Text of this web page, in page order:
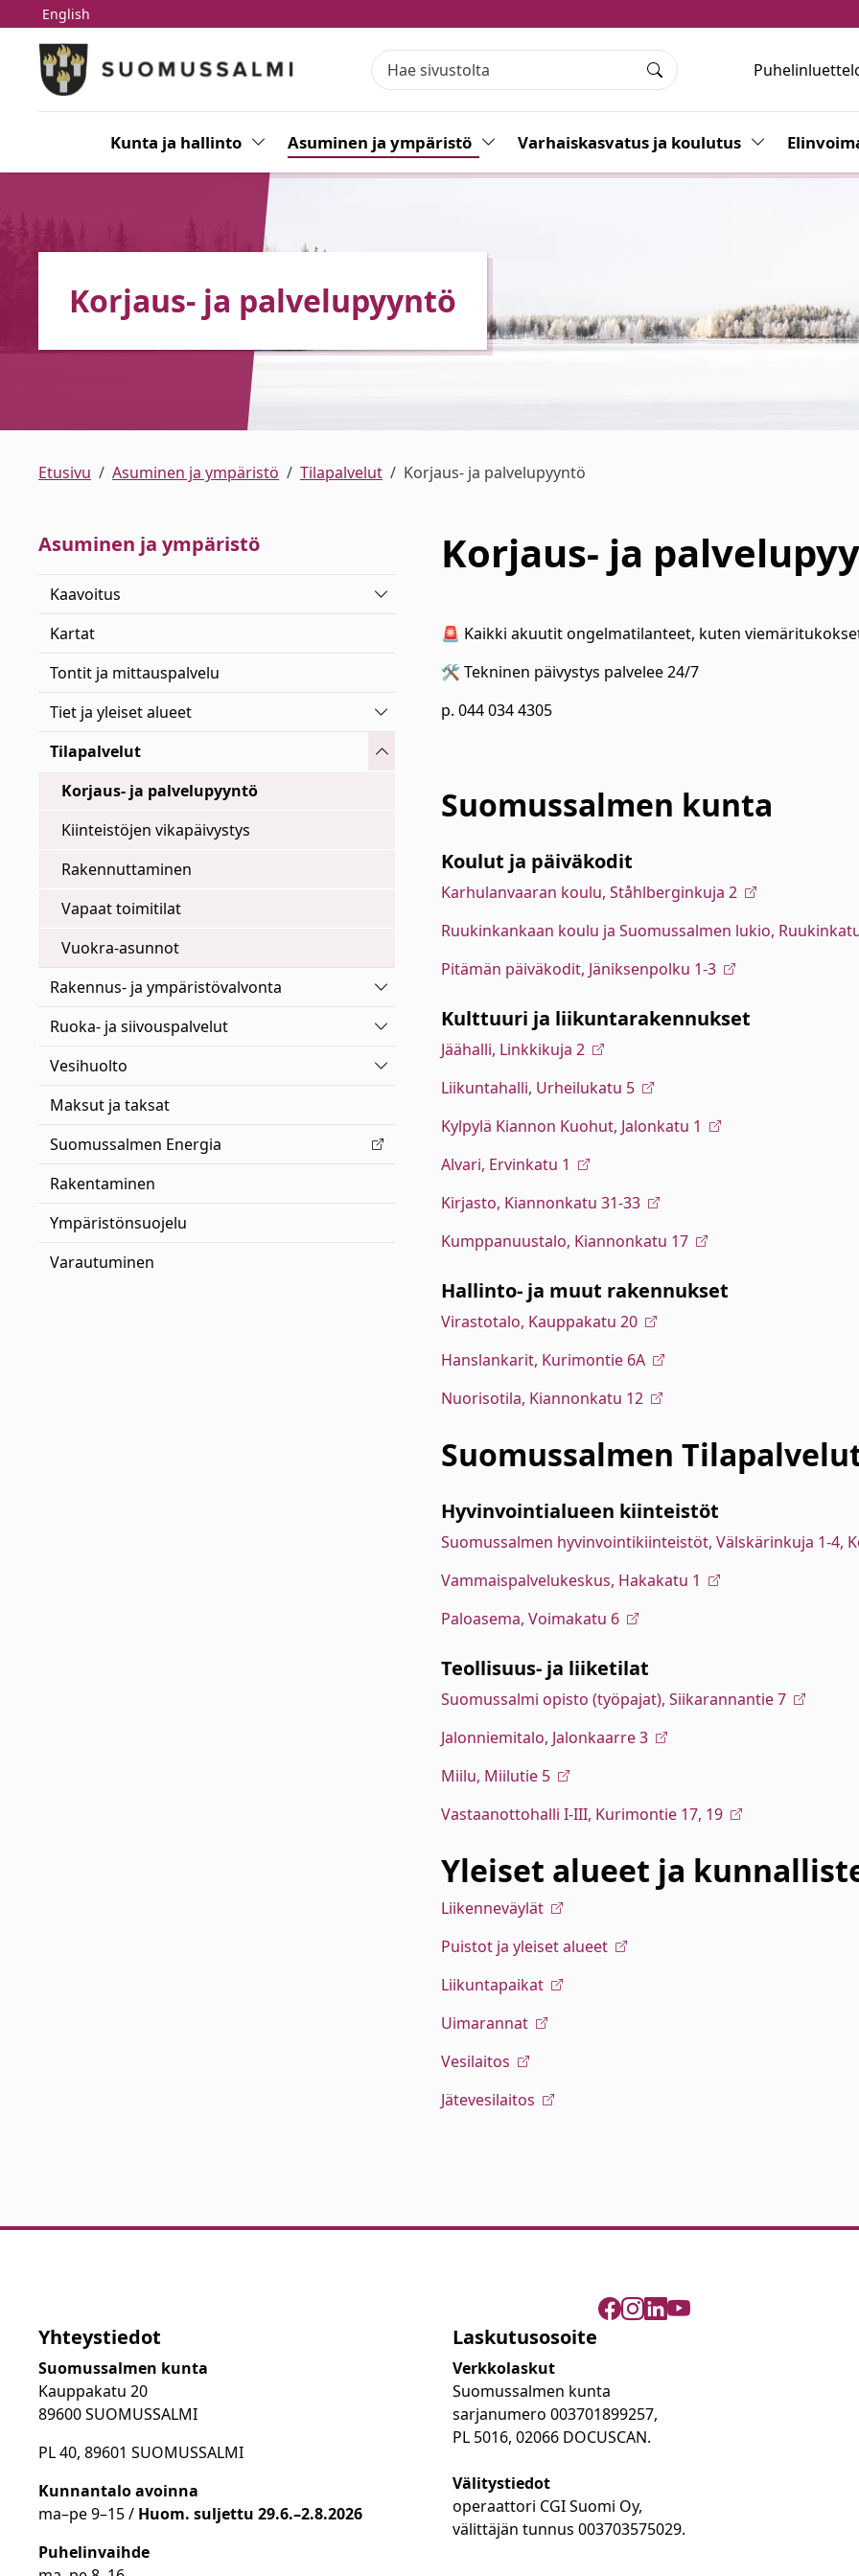
Siirry pääsisältöön
Siirry päävalikkoon
English
Haku
Kunta ja hallinto Vaihda alasvetovalikkoa
Asuminen ja ympäristö Vaihda alasvetovalikkoa
Varhaiskasvatus ja koulutus Vaihda
Korjaus- ja palvelupyyntö
Etusivu Asuminen ja ympäristö Tilapalvelut Korjaus- ja palvelupyyntö
Asuminen ja ympäristö
Kaavoitus
Vaihda alasvetovalikkoa
Kartat
Tontit ja mittauspalvelu
Tiet ja yleiset alueet
Vaihda alasvetovalikkoa
Tilapalvelut
Vaihda alasvetovalikkoa
Korjaus- ja palvelupyyntö
Kiinteistöjen vikapäivystys
Rakennuttaminen
Vapaat toimitilat
Vuokra-asunnot
Rakennus- ja ympäristövalvonta
Vaihda alasvetovalikkoa
Ruoka- ja siivouspalvelut
Vaihda alasvetovalikkoa
Vesihuolto
Vaihda alasvetovalikkoa
Maksut ja taksat
Suomussalmen Energia
Rakentaminen
Ympäristönsuojelu
Varautuminen
Korjaus- ja
🚨 Kaikki akuutit ongelmatilanteet, kuten
🛠 Tekninen päivystys palvelee 24/7
p. 044 034 4305
Suomussalmen kunta
Koulut ja päiväkodit
Karhulanvaaran koulu, Ståhlberginkuja 2
Ruukinkankaan koulu ja Suomussalmen lukio,
Pitämän päiväkodit, Jäniksenpolku 1-3
Kulttuuri ja liikuntarakennukset
Jäähalli, Linkkikuja 2
Liikuntahalli, Urheilukatu 5
Kylpylä Kiannon Kuohut, Jalonkatu 1
Alvari, Ervinkatu 1
Kirjasto, Kiannonkatu 31-33
Kumppanuustalo, Kiannonkatu 17
Hallinto- ja muut rakennukset
Virastotalo, Kauppakatu 20
Hanslankarit, Kurimontie 6A
Nuorisotila, Kiannonkatu 12
Suomussalmen
Hyvinvointialueen kiinteistöt
Suomussalmen hyvinvointikiinteistöt, Välskärinkuja 1-4,
Vammaispalvelukeskus, Hakakatu 1
Paloasema, Voimakatu 6
Teollisuus- ja liiketilat
Suomussalmi opisto (työpajat), Siikarannantie 7
Jalonniemitalo, Jalonkaarre 3
Miilu, Miilutie 5
Vastaanottohalli I-III, Kurimontie 17, 19
Yleiset alueet ja
Liikenneväylät
Puistot ja yleiset alueet
Liikuntapaikat
Uimarannat
Vesilaitos
Jätevesilaitos
Yhteystiedot
Suomussalmen kunta
Kauppakatu 20
89600 SUOMUSSALMI
PL 40, 89601 SUOMUSSALMI
Kunnantalo avoinna
ma–pe 9–15 / Huom. suljettu 29.6.–2.8.2026
Puhelinvaihde
Laskutusosoite
Verkkolaskut
Suomussalmen kunta
sarjanumero 003701899257,
PL 5016, 02066 DOCUSCAN.
Välitystiedot
operaattori CGI Suomi Oy,
välittäjän tunnus 003703575029.